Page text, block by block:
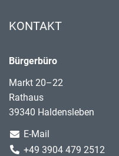
KONTAKT
Bürgerbüro
Markt 20–22
Rathaus
39340 Haldensleben
E-Mail
+49 3904 479 2512